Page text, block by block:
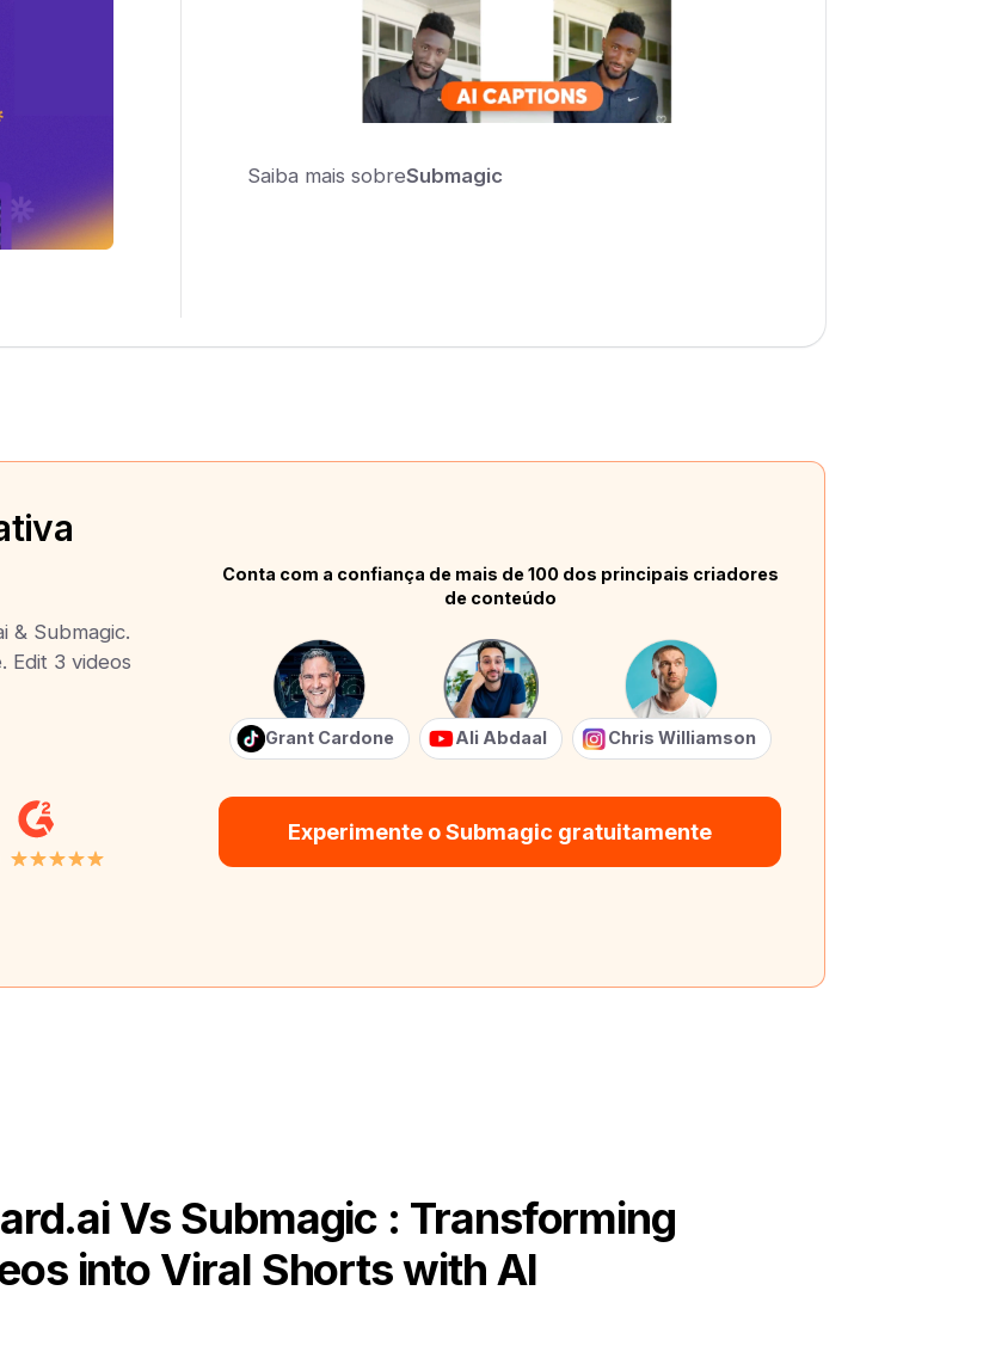
Saiba mais sobreSubmagic
& Submagic.
Edit 3 videos
Conta com a confiança de mais de 100 dos principais criadores
de conteúdo
Grant Cardone Ali Abdaal Chris Williamson
Experimente o Submagic gratuitamente
Vs Submagic : Transforming
into Viral Shorts with AI